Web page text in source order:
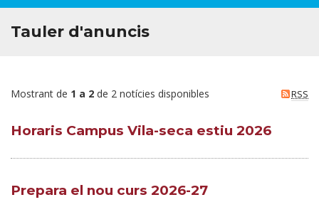
Tauler d'anuncis
RSS
Mostrant de 1 a 2 de 2 notícies disponibles
Horaris Campus Vila-seca estiu 2026
Prepara el nou curs 2026-27